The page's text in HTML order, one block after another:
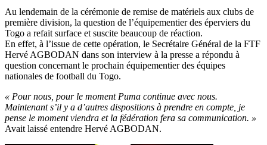
Message
Au lendemain de la cérémonie de remise de matériels aux clubs de
première division, la question de l’équipementier des éperviers du
Togo a refait surface et suscite beaucoup de réaction.
En effet, à l’issue de cette opération, le Secrétaire Général de la FTF
Hervé AGBODAN dans son interview à la presse a répondu à
question concernant le prochain équipementier des équipes
nationales de football du Togo.
« Pour nous, pour le moment Puma continue avec nous.
Maintenant s’il y a d’autres dispositions à prendre en compte, je
pense le moment viendra et la fédération fera sa communication. »
Avait laissé entendre Hervé AGBODAN.